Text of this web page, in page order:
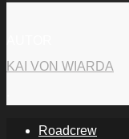
KAI VON WIARDA
Roadcrew